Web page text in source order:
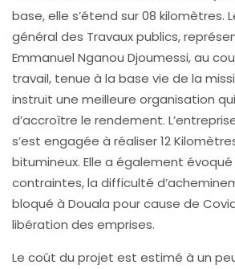
base, elle s’étend sur 08 kilomètres.
général des Travaux publics,
Emmanuel Nganou Djoumessi, au
travail, tenue à la base vie de la
instruit une meilleure organisation
d’accroître le rendement.
s’est engagée à réaliser 12
bitumineux. Elle a également
contraintes, la difficulté
bloqué à Douala pour cause de
libération des emprises.
Le coût du projet est estimé à un